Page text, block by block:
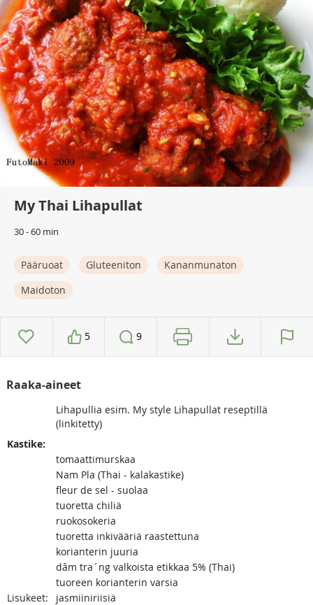
My Thai Lihapullat
30 - 60 min
Pääruoat Gluteeniton
Kananmunaton
Maidoton
5 9
Raaka-aineet
Lihapullia esim. My style Lihapullat reseptillä
(linkitetty)
Kastike:
tomaattimurskaa
Nam Pla (Thai - kalakastike)
fleur de sel - suolaa
tuoretta chiliä
ruokosokeria
tuoretta inkivääriä raastettuna
korianterin juuria
dâm tra´ng valkoista etikkaa 5% (Thai)
tuoreen korianterin varsia
Lisukeet:
jasmiiniriisiä